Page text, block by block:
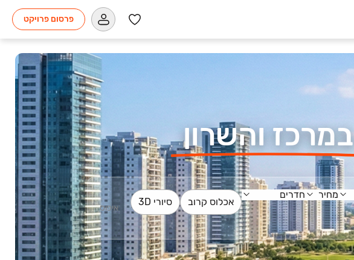
פרסום פרויקט
במרכז והשרון
מחיר חדרים
אכלוס קרוב סיורי 3D
איפוס